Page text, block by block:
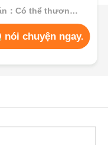
Giá bán：Có thể thương lượng
nói chuyện ngay.